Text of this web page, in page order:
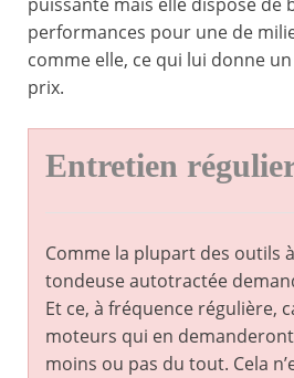
performances pour une de
comme elle, ce qui lui donne
prix.
Entretien
Comme la plupart des outils
tondeuse autotractée
Et ce, à fréquence régulière,
moteurs qui en
moins ou pas du tout. Cela